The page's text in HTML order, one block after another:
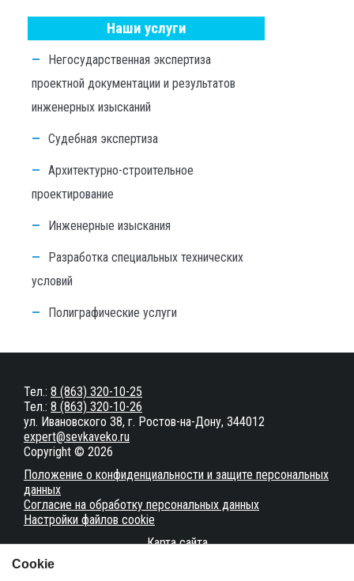
Наши услуги
Негосударственная экспертиза
проектной документации и результатов
инженерных изысканий
Судебная экспертиза
Архитектурно-строительное
проектирование
Инженерные изыскания
Разработка специальных технических
условий
Полиграфические услуги
Тел.: 8 (863) 320-10-25
Тел.: 8 (863) 320-10-26
ул. Ивановского 38, г. Ростов-на-Дону, 344012
expert@sevkaveko.ru
Copyright © 2026
Положение о конфиденциальности и защите персональных
данных
Согласие на обработку персональных данных
Настройки файлов cookie
Карта сайта
Сookie